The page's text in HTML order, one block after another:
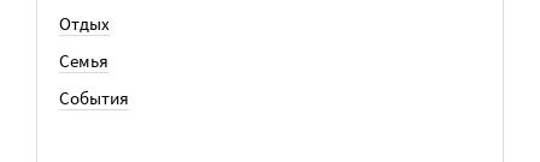
Отдых
Семья
События